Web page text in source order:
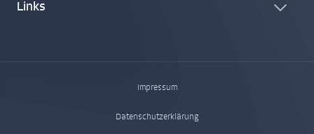
Links
Impressum
Datenschutzerklärung